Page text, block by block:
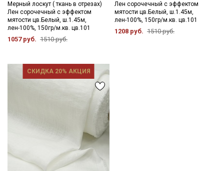
Мерный лоскут ( ткань в отрезах)
Лен сорочечный с эффектом
мятости цв.Белый, ш.1.45м,
лен-100%, 150гр/м.кв. цв.101
1057 руб. 1510 руб.
Лен сорочечный с эффектом
мятости цв.Белый, ш.1.45м,
лен-100%, 150гр/м.кв. цв.101
1208 руб. 1510 руб.
СКИДКА 20% АКЦИЯ